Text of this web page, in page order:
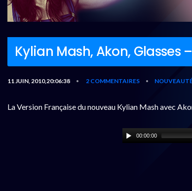
Kylian Mash, Akon,
11 JUIN, 2010,20:06:38 • 2 COMMENTAIRES •
La Version Française du nouveau Kylian Mash avec
00:00:00